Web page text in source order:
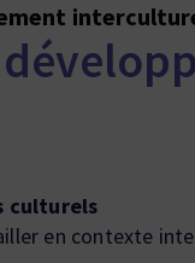
culturels
en contexte